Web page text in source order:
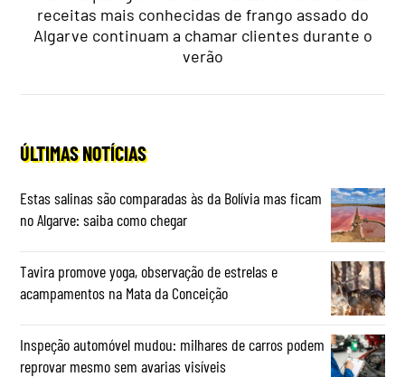
receitas mais conhecidas de frango assado do
Algarve continuam a chamar clientes durante o
verão
ÚLTIMAS NOTÍCIAS
Estas salinas são comparadas às da Bolívia mas ficam
no Algarve: saiba como chegar
Tavira promove yoga, observação de estrelas e
acampamentos na Mata da Conceição
Inspeção automóvel mudou: milhares de carros podem
reprovar mesmo sem avarias visíveis